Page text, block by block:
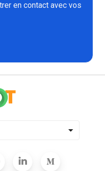
en contact avec vos